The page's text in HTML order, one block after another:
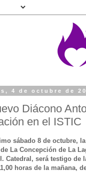
4 de octubre de
Diácono
en el ISTIC
sábado 8 de octubre,
La Concepción de La
Catedral, será testigo de
horas de la mañana,